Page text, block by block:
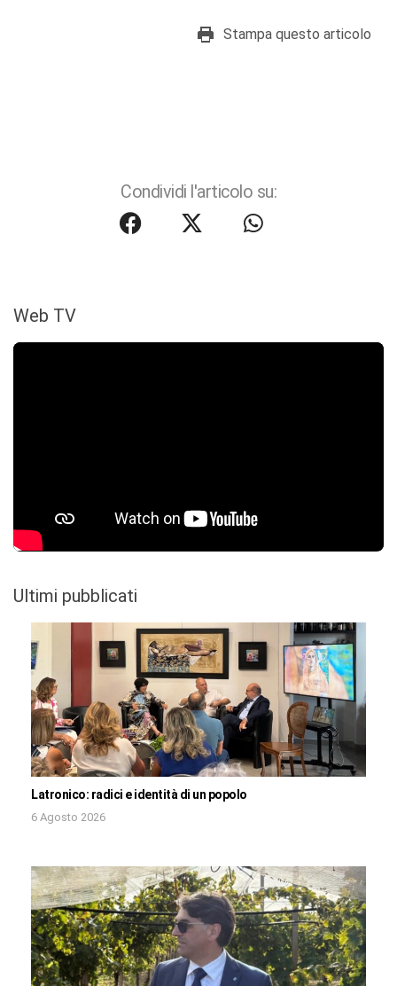
Stampa questo articolo
Condividi l'articolo su:
Web TV
Ultimi pubblicati
Latronico: radici e identità di un popolo
6 Agosto 2026